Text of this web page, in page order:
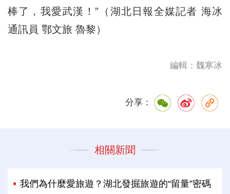
棒了，我愛武漢！”（湖北日報全媒記者 海冰
通訊員 鄂文旅 魯黎）
編輯：魏寒冰
分享：
相關新聞
我們為什麼愛旅遊？湖北發掘旅遊的“留量”密碼